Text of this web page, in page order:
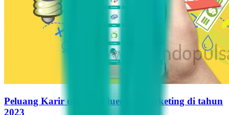
Peluang Karir untuk Influencer Marketing di tahun
2023